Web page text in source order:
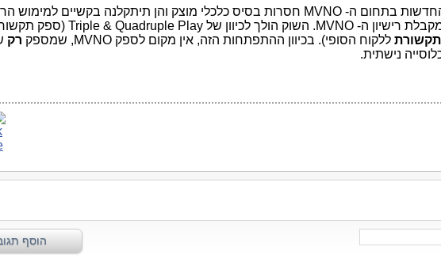
החדשות בתחום ה-MVNO חסרות בסיס כלכלי מוצק והן תיתקלנה בקשיים למימוש
רישיון ה-MVNO. השוק הולך לכיוון שלTriple & Quadruple Play (ספק
ללקוח הסופי). בכיוון ההתפתחות הזה, אין מקום לספקMVNO, שמספק רק
נישתית.